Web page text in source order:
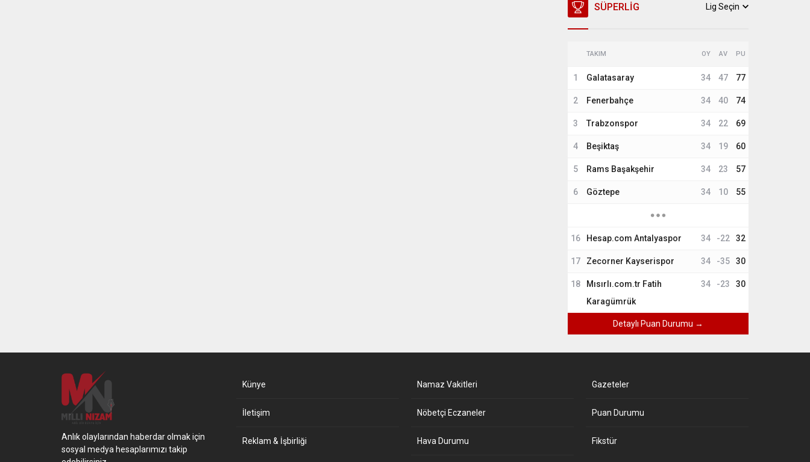
SÜPERLIG Lig Seçin
TAKIM OY AV PU
1 Galatasaray 34 47 77
2 Fenerbahçe 34 40 74
3 Trabzonspor 34 22 69
4 Beşiktaş 34 19 60
5 Rams Başakşehir 34 23 57
6 Göztepe 34 10 55
16 Hesap.com Antalyaspor 34 -22 32
17 Zecorner Kayserispor 34 -35 30
18
Mısırlı.com.tr Fatih
Karagümrük
34 -23 30
Detaylı Puan Durumu →
Anlık olaylarından haberdar olmak için
sosyal medya hesaplarımızı takip
Künye
İletişim
Reklam & İşbirliği
Namaz Vakitleri
Nöbetçi Eczaneler
Hava Durumu
Gazeteler
Puan Durumu
Fikstür